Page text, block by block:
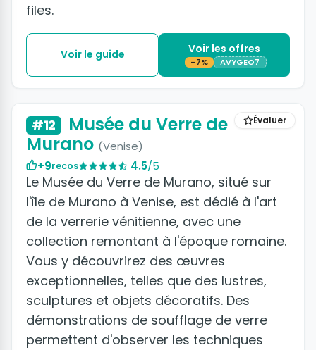
files.
Voir le guide Voir les offres
-7% AVYGEO7
Évaluer
#12
Musée du Verre de
Murano (Venise)
+9recos 4.5/5
Le Musée du Verre de Murano, situé sur
l'île de Murano à Venise, est dédié à l'art
de la verrerie vénitienne, avec une
collection remontant à l'époque romaine.
Vous y découvrirez des œuvres
exceptionnelles, telles que des lustres,
sculptures et objets décoratifs. Des
démonstrations de soufflage de verre
permettent d'observer les techniques